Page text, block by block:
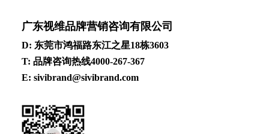
⼴东视维品牌营销咨询有限公司
D: 东莞市鸿福路东江之星18栋3603
T: 品牌咨询热线4000-267-367
E: sivibrand@sivibrand.com